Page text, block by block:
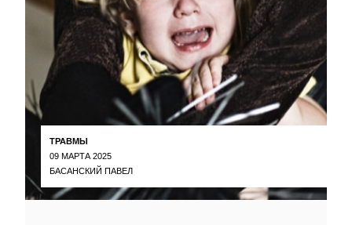
ТРАВМЫ
09 МАРТА 2025
БАСАНСКИЙ ПАВЕЛ